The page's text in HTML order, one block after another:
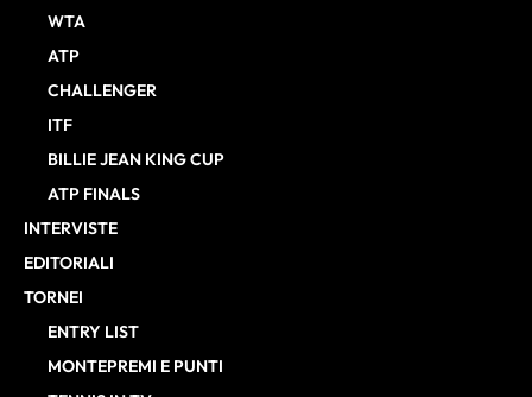
WTA
ATP
CHALLENGER
ITF
BILLIE JEAN KING CUP
ATP FINALS
INTERVISTE
EDITORIALI
TORNEI
ENTRY LIST
MONTEPREMI E PUNTI